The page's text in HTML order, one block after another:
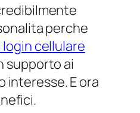
perche
cellulare
supporto ai
interesse. E ora